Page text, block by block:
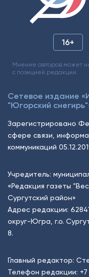
16+
Мнение авторов может
с позицией редакции.
Сетевое издание
"Югорский
Зарегистрировано
сфере связи,
коммуникаций
Учредитель:
«Редакция газеты
Сургутский район»
Адрес редакции:
округ-Югра, г.о.
8.
Главный редактор:
Телефон редакции: